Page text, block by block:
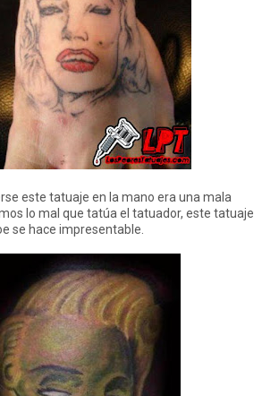
este tatuaje en la mano era una mala
lo mal que tatúa el tatuador, este tatuaje
se hace impresentable.